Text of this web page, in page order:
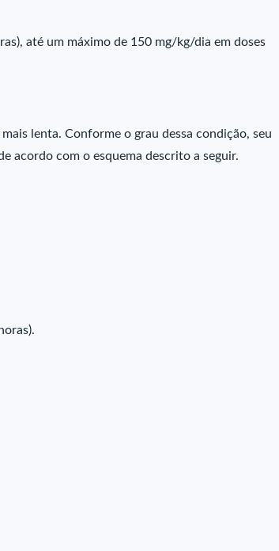
até um máximo de 150 mg/kg/dia em doses
lenta. Conforme o grau dessa condição, seu
acordo com o esquema descrito a seguir.